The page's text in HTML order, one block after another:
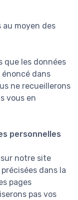
moyen des
que les données
dans
ne recueillerons
vous en
personnelles
notre site
dans la
pages
pas vos